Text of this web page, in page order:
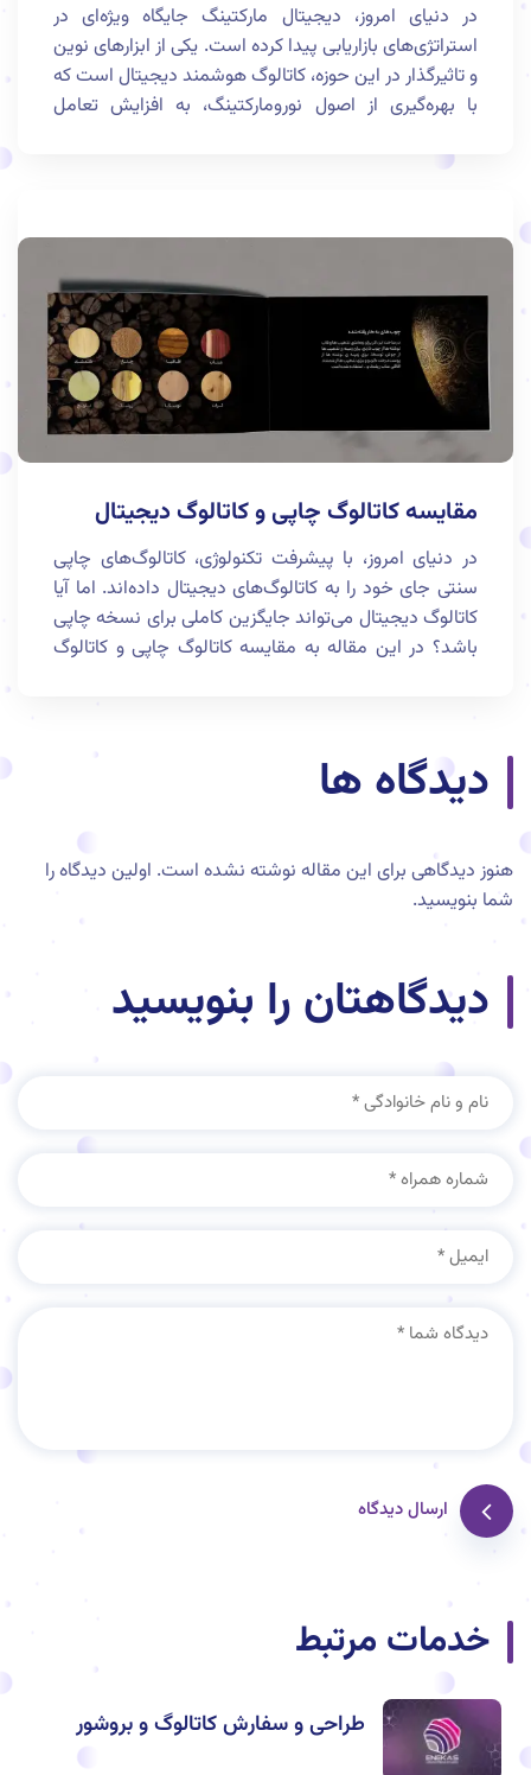
در دنیای امروز، دیجیتال مارکتینگ جایگاه ویژه‌ای در
استراتژی‌های بازاریابی پیدا کرده است. یکی از ابزارهای نوین
و تاثیرگذار در این حوزه، کاتالوگ هوشمند دیجیتال است که
با بهره‌گیری از اصول نورومارکتینگ، به افزایش تعامل
این مطلب، به بررسی تعریف و ویژگی‌های کاتالوگ هوشمند
مقایسه کاتالوگ چاپی و کاتالوگ دیجیتال
در دنیای امروز، با پیشرفت تکنولوژی، کاتالوگ‌های چاپی
سنتی جای خود را به کاتالوگ‌های دیجیتال داده‌اند. اما آیا
کاتالوگ دیجیتال می‌تواند جایگزین کاملی برای نسخه چاپی
باشد؟ در این مقاله به مقایسه کاتالوگ چاپی و کاتالوگ
دیدگاه ها
هنوز دیدگاهی برای این مقاله نوشته نشده است. اولین دیدگاه را
شما بنویسید.
دیدگاهتان را بنویسید
ارسال دیدگاه
خدمات مرتبط
طراحی و سفارش کاتالوگ و بروشور